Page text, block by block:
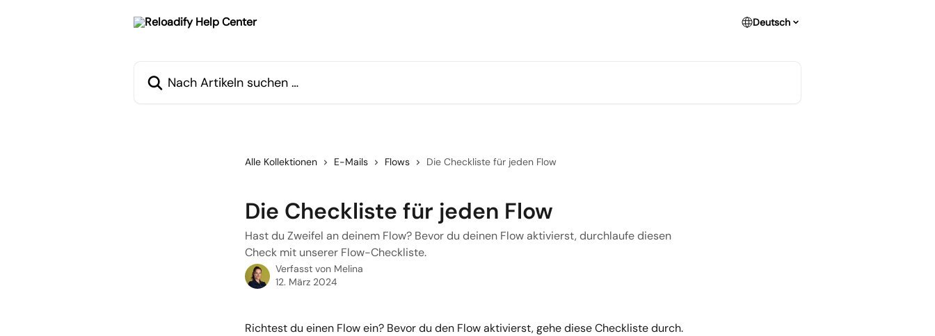
Deutsch
Alle Kollektionen E-Mails Flows Die Checkliste für jeden Flow
Die Checkliste für jeden Flow
Hast du Zweifel an deinem Flow? Bevor du deinen Flow aktivierst, durchlaufe diesen
Check mit unserer Flow-Checkliste.
Verfasst von Melina
12. März 2024
Richtest du einen Flow ein? Bevor du den Flow aktivierst, gehe diese Checkliste durch.